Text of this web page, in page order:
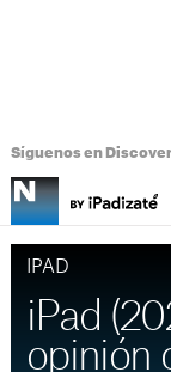
Síguenos en Discover
IPAD
iPad
opinión